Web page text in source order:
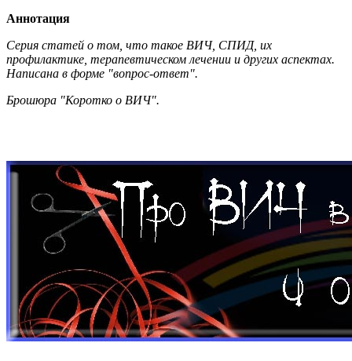
Аннотация
Серия статей о том, что такое ВИЧ, СПИД, их
профилактике, терапевтическом лечении и других аспектах.
Написана в форме "вопрос-ответ".
Брошюра "Коротко о ВИЧ".